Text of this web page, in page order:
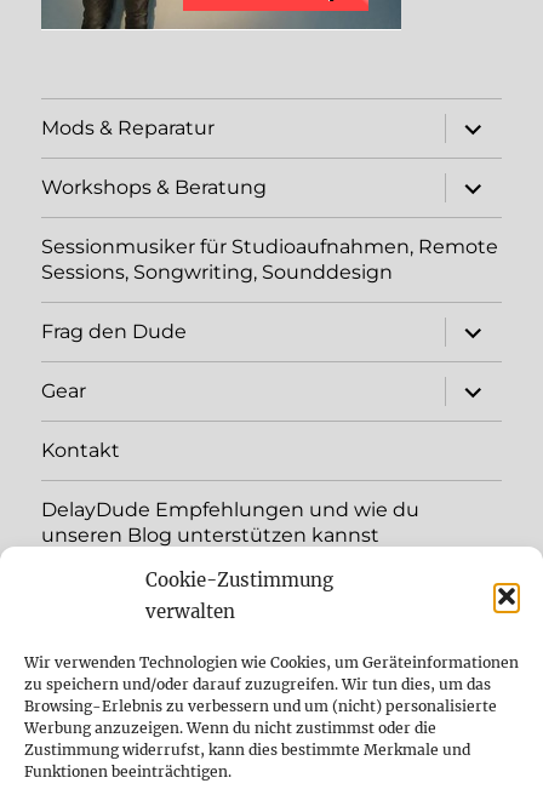
Cookie-Zustimmung
verwalten
Wir verwenden Technologien wie Cookies, um Geräteinformationen
zu speichern und/oder darauf zuzugreifen. Wir tun dies, um das
Browsing-Erlebnis zu verbessern und um (nicht) personalisierte
Werbung anzuzeigen. Wenn du nicht zustimmst oder die
Zustimmung widerrufst, kann dies bestimmte Merkmale und
Funktionen beeinträchtigen.
Mods & Reparatur
öffnen
Workshops & Beratung
öffnen
Sessionmusiker für Studioaufnahmen, Remote
Sessions, Songwriting, Sounddesign
Frag den Dude
öffnen
Gear
öffnen
Kontakt
DelayDude Empfehlungen und wie du
unseren Blog unterstützen kannst
öffnen
YouTube
Instagram
Feed